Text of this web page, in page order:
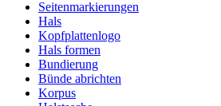
Seitenmarkierungen
Hals
Kopfplattenlogo
Hals formen
Bundierung
Bünde abrichten
Korpus